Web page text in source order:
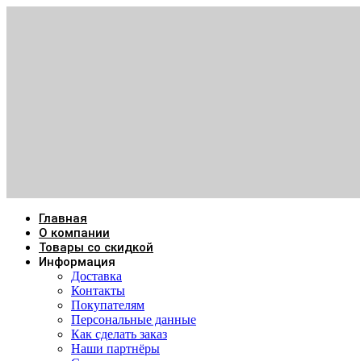
Главная
О компании
Товары со скидкой
Информация
Доставка
Контакты
Покупателям
Персональные данные
Как сделать заказ
Наши партнёры